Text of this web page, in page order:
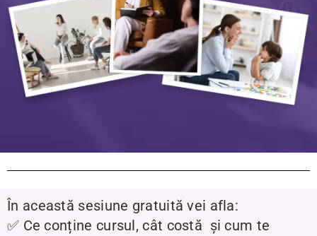
În această sesiune gratuită vei afla:
✅ Ce conține cursul, cât costă și cum te